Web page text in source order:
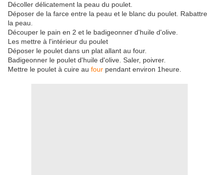
Décoller délicatement la peau du poulet.
Déposer de la farce entre la peau et le blanc du poulet. Rabattre
la peau.
Découper le pain en 2 et le badigeonner d'huile d'olive.
Les mettre à l'intérieur du poulet
Déposer le poulet dans un plat allant au four.
Badigeonner le poulet d'huile d'olive. Saler, poivrer.
Mettre le poulet à cuire au four pendant environ 1heure.